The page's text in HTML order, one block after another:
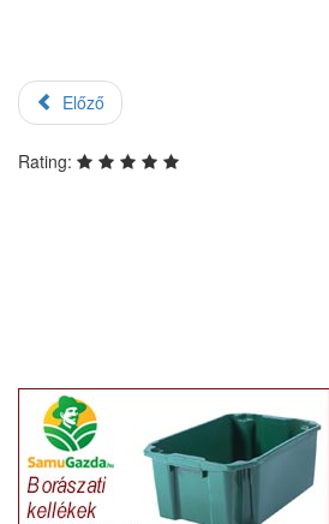
Előző
Rating: